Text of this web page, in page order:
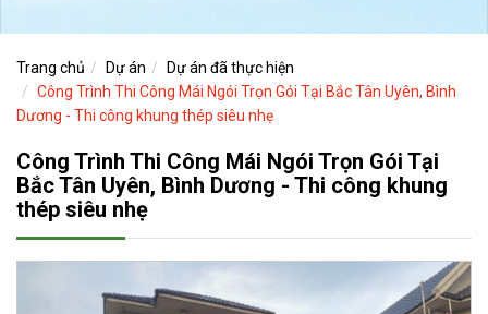
Trang chủ Dự án
Dự án đã thực hiện
Công Trình Thi Công Mái Ngói Trọn Gói Tại Bắc Tân Uyên, Bình
Dương - Thi công khung thép siêu nhẹ
Công Trình Thi Công Mái Ngói Trọn Gói Tại
Bắc Tân Uyên, Bình Dương - Thi công khung
thép siêu nhẹ